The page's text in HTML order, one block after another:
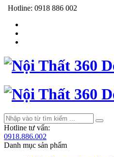
Hotline: 0918 886 002
Hotline tư vấn:
0918.886.002
Danh mục sản phẩm